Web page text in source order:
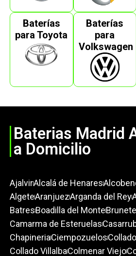
Baterías
para Toyota
Baterías
para
Volkswagen
Baterias Madrid
a Domicilio
AjalvirAlcalá de Henares
AlgeteAranjuezArganda del Rey
BatresBoadilla del MonteBrunete
Camarma de Esteruelas
ChapineriaCiempozuelos
Collado VillalbaColmenar Viejo